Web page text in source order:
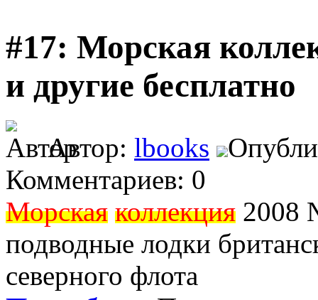
#17: Морская
и другие бесплатно
Автор: lbooks
Комментариев: 0
Морская коллекция 2008
подводные лодки
северного флота